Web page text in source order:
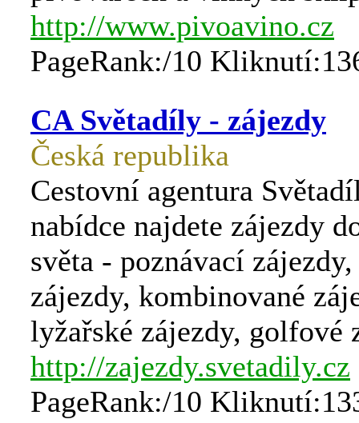
http://www.pivoavino.cz
PageRank:/10
CA Světadíly - zájezdy
Česká republika
Cestovní agentura
nabídce najdete zájezdy
světa - poznávací
zájezdy, kombinované
lyžařské zájezdy, golfové
http://zajezdy.svetadily.cz
PageRank:/10